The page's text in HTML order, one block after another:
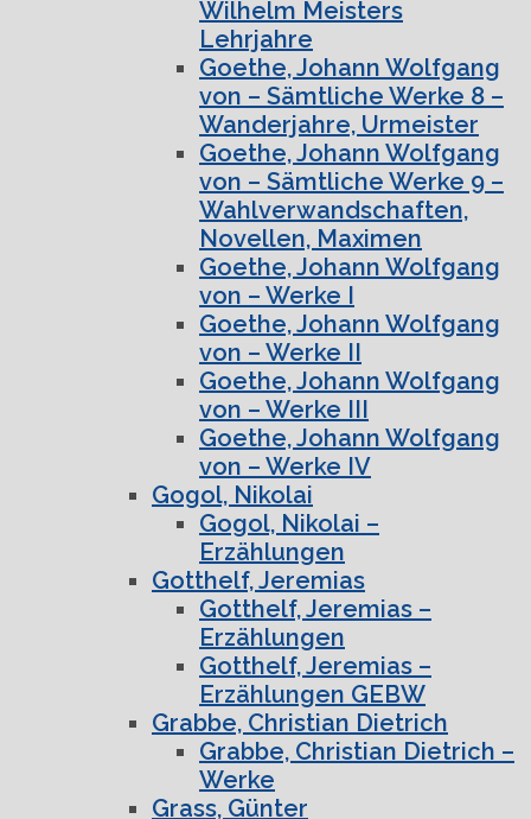
Wilhelm Meisters
Lehrjahre
Goethe, Johann Wolfgang
von – Sämtliche Werke 8 –
Wanderjahre, Urmeister
Goethe, Johann Wolfgang
von – Sämtliche Werke 9 –
Wahlverwandschaften,
Novellen, Maximen
Goethe, Johann Wolfgang
von – Werke I
Goethe, Johann Wolfgang
von – Werke II
Goethe, Johann Wolfgang
von – Werke III
Goethe, Johann Wolfgang
von – Werke IV
Gogol, Nikolai
Gogol, Nikolai –
Erzählungen
Gotthelf, Jeremias
Gotthelf, Jeremias –
Erzählungen
Gotthelf, Jeremias –
Erzählungen GEBW
Grabbe, Christian Dietrich
Grabbe, Christian Dietrich –
Werke
Grass, Günter